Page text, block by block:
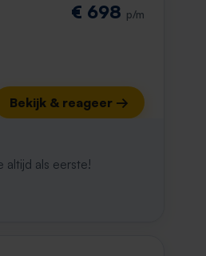
€ 698 p/m
Bekijk & reageer →
altijd als eerste!